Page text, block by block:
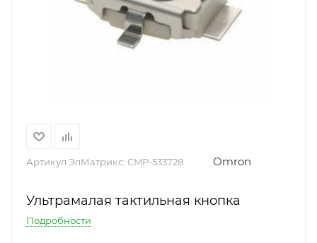
Артикул ЭлМатрикс: CMP-533728 Omron
Ультрамалая тактильная кнопка
Подробности